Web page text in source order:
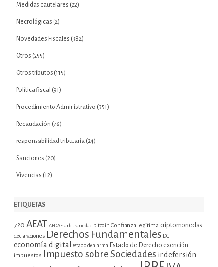
Medidas cautelares (22)
Necrológicas (2)
Novedades Fiscales (382)
Otros (255)
Otros tributos (115)
Política fiscal (91)
Procedimiento Administrativo (351)
Recaudación (76)
responsabilidad tributaria (24)
Sanciones (20)
Vivencias (12)
ETIQUETAS
720 AEAT AEDAF arbitrariedad bitcoin Confianza legítima criptomonedas
declaraciones Derechos Fundamentales DGT
economía digital estado de alarma Estado de Derecho exención
impuestos Impuesto sobre Sociedades indefensión